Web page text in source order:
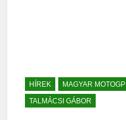
HÍREK MAGYAR MOTOGP
TALMÁCSI GÁBOR